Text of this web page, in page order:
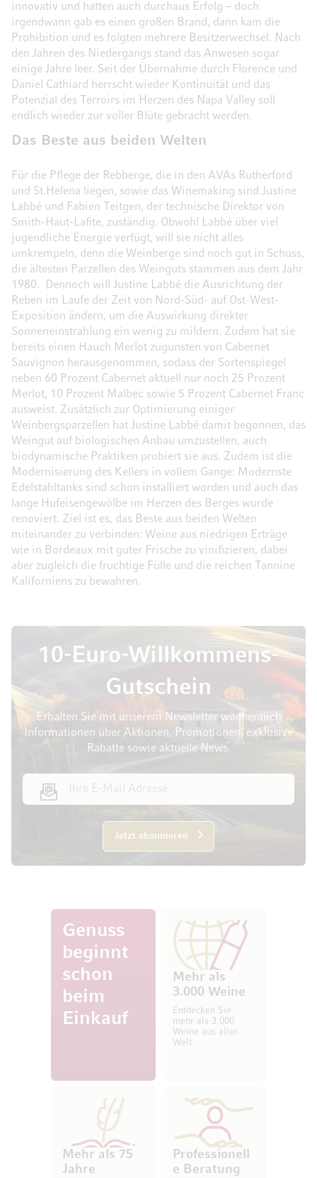
innovativ und hatten auch durchaus Erfolg – doch
irgendwann gab es einen großen Brand, dann kam die
Prohibition und es folgten mehrere Besitzerwechsel. Nach
den Jahren des Niedergangs stand das Anwesen sogar
einige Jahre leer. Seit der Übernahme durch Florence und
Daniel Cathiard herrscht wieder Kontinuität und das
Potenzial des Terroirs im Herzen des Napa Valley soll
endlich wieder zur voller Blüte gebracht werden.
Das Beste aus beiden Welten
Für die Pflege der Rebberge, die in den AVAs Rutherford
und St.Helena liegen, sowie das Winemaking sind Justine
Labbé und Fabien Teitgen, der technische Direktor von
Smith-Haut-Lafite, zuständig. Obwohl Labbé über viel
jugendliche Energie verfügt, will sie nicht alles
umkrempeln, denn die Weinberge sind noch gut in Schuss,
die ältesten Parzellen des Weinguts stammen aus dem Jahr
1980. Dennoch will Justine Labbé die Ausrichtung der
Reben im Laufe der Zeit von Nord-Süd- auf Ost-West-
Exposition ändern, um die Auswirkung direkter
Sonneneinstrahlung ein wenig zu mildern. Zudem hat sie
bereits einen Hauch Merlot zugunsten von Cabernet
Sauvignon herausgenommen, sodass der Sortenspiegel
neben 60 Prozent Cabernet aktuell nur noch 25 Prozent
Merlot, 10 Prozent Malbec sowie 5 Prozent Cabernet Franc
ausweist. Zusätzlich zur Optimierung einiger
Weinbergsparzellen hat Justine Labbé damit begonnen, das
Weingut auf biologischen Anbau umzustellen, auch
biodynamische Praktiken probiert sie aus. Zudem ist die
Modernisierung des Kellers in vollem Gange: Modernste
Edelstahltanks sind schon installiert worden und auch das
lange Hufeisengewölbe im Herzen des Berges wurde
renoviert. Ziel ist es, das Beste aus beiden Welten
miteinander zu verbinden: Weine aus niedrigen Erträge
wie in Bordeaux mit guter Frische zu vinifizieren, dabei
aber zugleich die fruchtige Fülle und die reichen Tannine
Kaliforniens zu bewahren.
10-Euro-Willkommens-
Gutschein
Erhalten Sie mit unserem Newsletter wöchentlich
Informationen über Aktionen, Promotionen, exklusive
Rabatte sowie aktuelle News.
E-Mail Adresse
Jetzt abonnieren
Genuss
beginnt
schon
beim
Einkauf
Mehr als
3.000 Weine
Entdecken Sie
mehr als 3.000
Weine aus aller
Welt.
Mehr als 75
Jahre
Professionell
e Beratung